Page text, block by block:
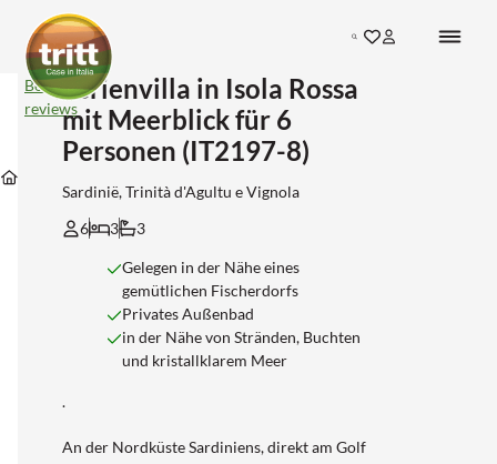
Search
Unterkünfte
Sardinie
Unterkünfte
Sassari
Unterkünfte
Isola-
rossa
Ferienvilla
in
Isola
mit
für
Personen
8)
Bekijk
reviews
Ferienvilla in Isola Rossa
mit Meerblick für 6
Personen (IT2197-8)
Sardinië, Trinità d'Agultu e Vignola
6
3 3
Gelegen in der Nähe eines
gemütlichen Fischerdorfs
Privates Außenbad
in der Nähe von Stränden, Buchten
und kristallklarem Meer
.
An der Nordküste Sardiniens, direkt am Golf